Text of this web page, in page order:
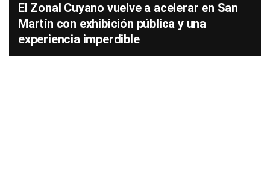
El Zonal Cuyano vuelve a acelerar en San
Martín con exhibición pública y una
experiencia imperdible